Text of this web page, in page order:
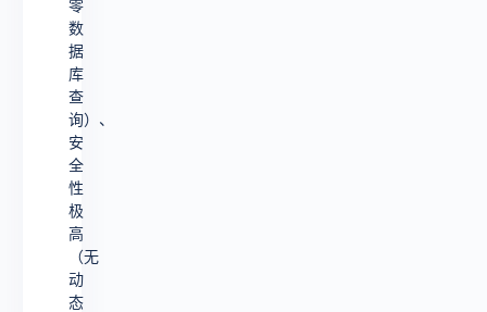
零
数
据
库
查
询）、
安
全
性
极
高
（无
动
态